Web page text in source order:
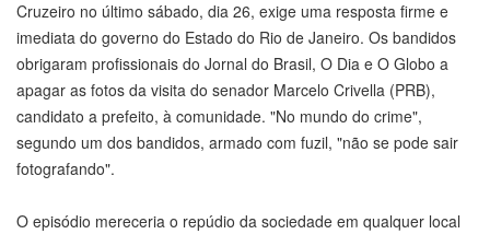
Cruzeiro no último sábado, dia 26, exige uma resposta firme e
imediata do governo do Estado do Rio de Janeiro. Os bandidos
obrigaram profissionais do Jornal do Brasil, O Dia e O Globo a
apagar as fotos da visita do senador Marcelo Crivella (PRB),
candidato a prefeito, à comunidade. "No mundo do crime",
segundo um dos bandidos, armado com fuzil, "não se pode sair
fotografando".
O episódio mereceria o repúdio da sociedade em qualquer local